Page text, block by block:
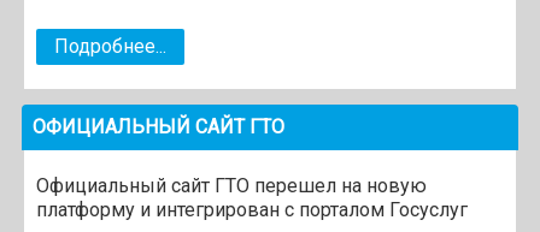
Подробнее...
ОФИЦИАЛЬНЫЙ САЙТ ГТО
Официальный сайт ГТО перешел на новую
платформу и интегрирован с порталом Госуслуг